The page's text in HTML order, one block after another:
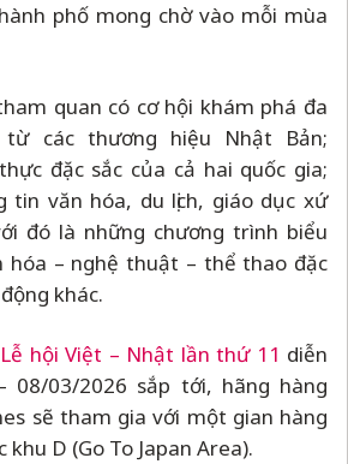
phố mong chờ vào mỗi mùa
quan có cơ hội khám phá đa
các thương hiệu Nhật Bản;
đặc sắc của cả hai quốc gia;
tin văn hóa, du lịch, giáo dục xứ
đó là những chương trình biểu
hóa – nghệ thuật – thể thao đặc
khác.
Lễ hội Việt – Nhật lần thứ 11 diễn
08/03/2026 sắp tới, hãng hàng
sẽ tham gia với một gian hàng
D (Go To Japan Area).